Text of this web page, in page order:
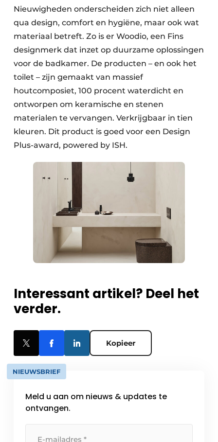
Nieuwigheden onderscheiden zich niet alleen
qua design, comfort en hygiëne, maar ook wat
materiaal betreft. Zo is er Woodio, een Fins
designmerk dat inzet op duurzame oplossingen
voor de badkamer. De producten – en ook het
toilet – zijn gemaakt van massief
houtcomposiet, 100 procent waterdicht en
ontworpen om keramische en stenen
materialen te vervangen. Verkrijgbaar in tien
kleuren. Dit product is goed voor een Design
Plus-award, powered by ISH.
Interessant artikel? Deel het
verder.
Kopieer
NIEUWSBRIEF
Meld u aan om nieuws & updates te
ontvangen.